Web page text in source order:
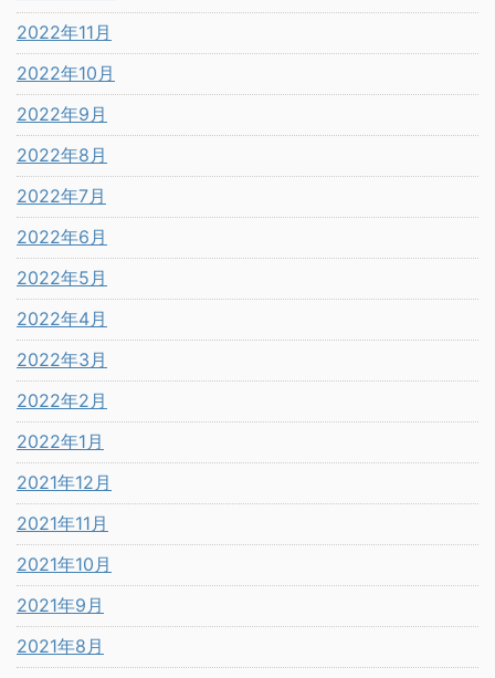
2022年11月
2022年10月
2022年9月
2022年8月
2022年7月
2022年6月
2022年5月
2022年4月
2022年3月
2022年2月
2022年1月
2021年12月
2021年11月
2021年10月
2021年9月
2021年8月